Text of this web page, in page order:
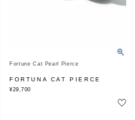
Fortune Cat Pearl Pierce
FORTUNA CAT PIERCE
¥29,700